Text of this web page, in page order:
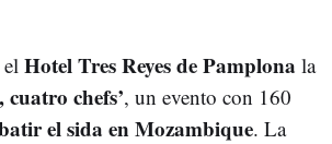
Hotel Tres Reyes de Pamplona la
cuatro chefs’, un evento con 160
el sida en Mozambique. La